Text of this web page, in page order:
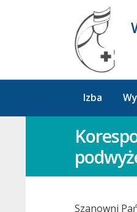
Izba
Szanowni